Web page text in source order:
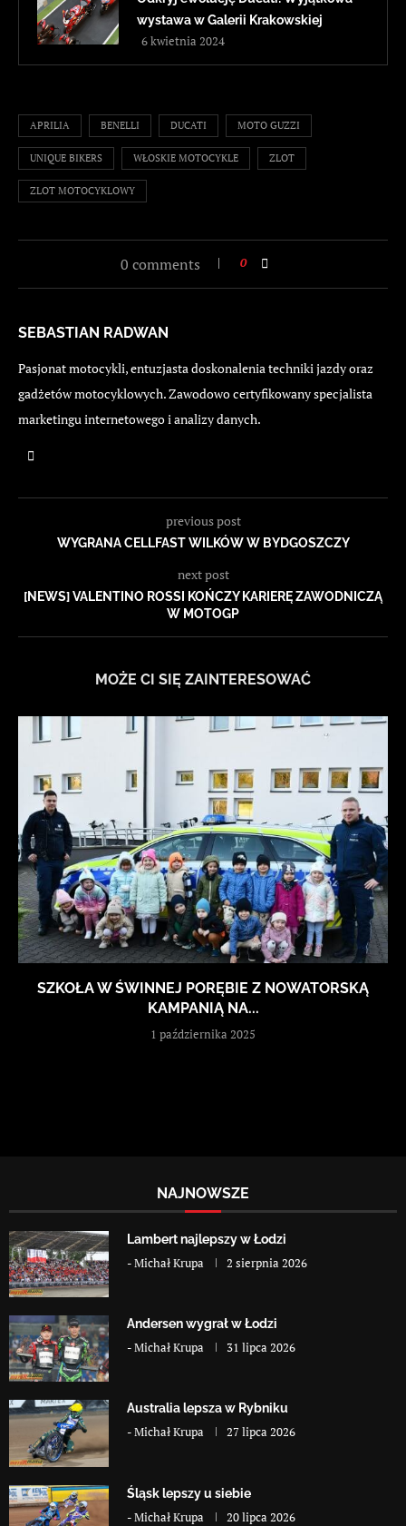
wystawa w Galerii Krakowskiej
6 kwietnia 2024
APRILIA BENELLI DUCATI MOTO GUZZI
UNIQUE BIKERS WŁOSKIE MOTOCYKLE ZLOT
ZLOT MOTOCYKLOWY
0 comments 0
SEBASTIAN RADWAN
Pasjonat motocykli, entuzjasta doskonalenia techniki jazdy oraz
gadżetów motocyklowych. Zawodowo certyfikowany specjalista
marketingu internetowego i analizy danych.
previous post
WYGRANA CELLFAST WILKÓW W BYDGOSZCZY
next post
[NEWS] VALENTINO ROSSI KOŃCZY KARIERĘ ZAWODNICZĄ
W MOTOGP
MOŻE CI SIĘ ZAINTERESOWAĆ
SZKOŁA W ŚWINNEJ PORĘBIE Z NOWATORSKĄ
KAMPANIĄ NA...
1 października 2025
NAJNOWSZE
Lambert najlepszy w Łodzi
-Michał Krupa 2 sierpnia 2026
Andersen wygrał w Łodzi
-Michał Krupa 31 lipca 2026
Australia lepsza w Rybniku
-Michał Krupa 27 lipca 2026
Śląsk lepszy u siebie
-Michał Krupa 20 lipca 2026